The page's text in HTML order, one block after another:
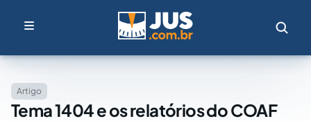
Artigo
Tema 1404 e os relatórios do COAF